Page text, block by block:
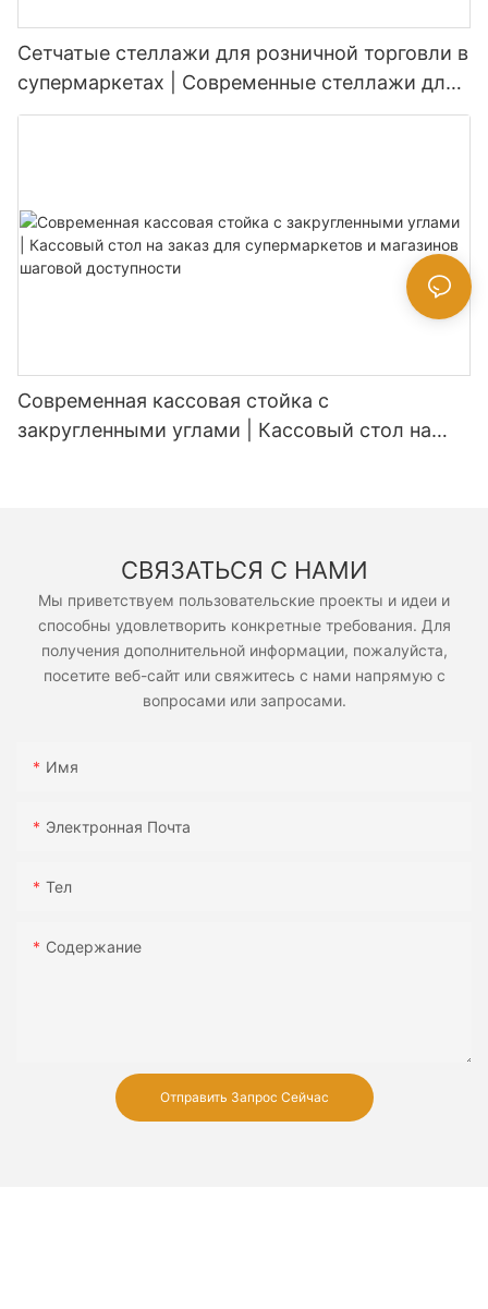
Сетчатые стеллажи для розничной торговли в
супермаркетах | Современные стеллажи для
продуктовых магазинов
Современная кассовая стойка с
закругленными углами | Кассовый стол на
СВЯЗАТЬСЯ С НАМИ
Мы приветствуем пользовательские проекты и идеи и
способны удовлетворить конкретные требования. Для
получения дополнительной информации, пожалуйста,
посетите веб-сайт или свяжитесь с нами напрямую с
вопросами или запросами.
Имя
Электронная Почта
Тел
Содержание
Отправить Запрос Сейчас